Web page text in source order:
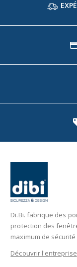
Di.Bi. fabrique des
protection des
maximum de sécurité
Découvrir l'entreprise